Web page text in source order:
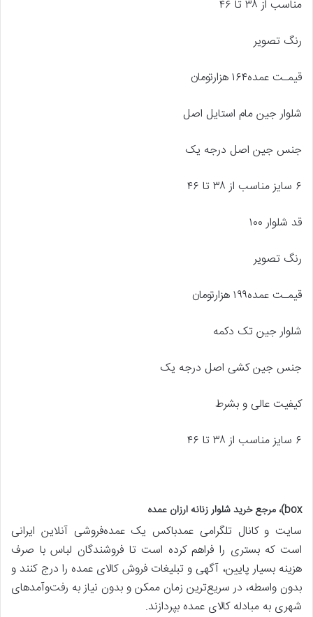
مناسب از ۳۸ تا ۴۶
رنگ تصویر
قیمـت عمده۱۶۴ هزارتومان
شلوار جین مام استایل اصل
جنس جین اصل درجه یک
۶ سایز مناسب از ۳۸ تا ۴۶
قد شلوار ۱۰۰
رنگ تصویر
قیمـت عمده۱۹۹ هزارتومان
شلوار جین تک دکمه
جنس جین کشی اصل درجه یک
کیفیت عالی و بشرط
۶ سایز مناسب از ۳۸ تا ۴۶
box)، مرجع خرید شلوار زنانه ارزان عمده
سایت و کانال تلگرامی عمدباکس یک عمده‌فروشی آنلاین ایرانی
است که بستری را فراهم کرده است تا فروشندگان لباس با صرف
هزینه بسیار پایین، آگهی و تبلیغات فروش کالای عمده را درج کنند و
بدون واسطه، در سریع‌ترین زمان ممکن و بدون نیاز به رفت‌وآمدهای
شهری به مبادله کالای عمده بپردازند.